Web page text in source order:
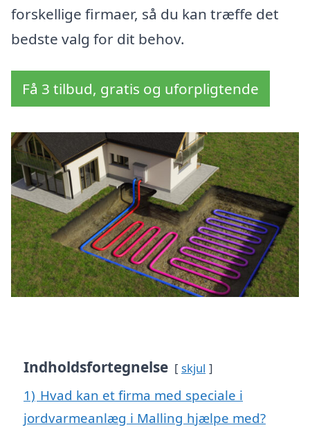
forskellige firmaer, så du kan træffe det
bedste valg for dit behov.
Få 3 tilbud, gratis og uforpligtende
Indholdsfortegnelse skjul
1) Hvad kan et firma med speciale i
jordvarmeanlæg i Malling hjælpe med?